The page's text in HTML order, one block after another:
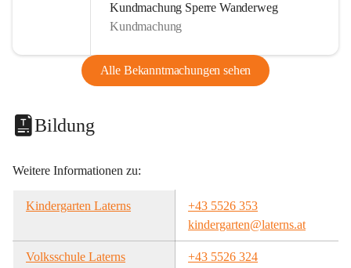
Kundmachung Sperre Wanderweg
Kundmachung
Alle Bekanntmachungen sehen
Bildung
Weitere Informationen zu:
Kindergarten Laterns
+43 5526 353
kindergarten@laterns.at
Volksschule Laterns
+43 5526 324